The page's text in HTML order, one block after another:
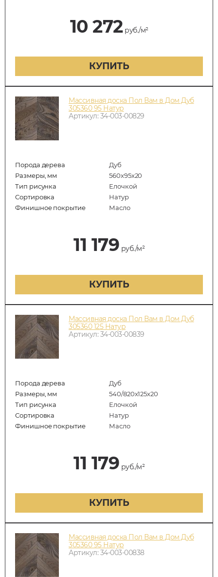
10 272руб./м²
КУПИТЬ
Массивная доска Пол Вам в Дом Дуб
305360 95 Натур
Артикул: 34-003-00829
Порода дерева
Дуб
Размеры, мм
560x95x20
Тип рисунка
Елочкой
Сортировка
Натур
Финишное покрытие
Масло
11 179 руб./м²
КУПИТЬ
Массивная доска Пол Вам в Дом Дуб
305360 125 Натур
Артикул: 34-003-00839
Порода дерева
Дуб
Размеры, мм
540/820x125x20
Тип рисунка
Елочкой
Сортировка
Натур
Финишное покрытие
Масло
11 179 руб./м²
КУПИТЬ
Массивная доска Пол Вам в Дом Дуб
305360 95 Натур
Артикул: 34-003-00838